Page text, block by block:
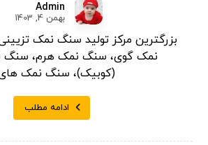
Admin
بهمن 4, 1403
بزرگترین مرکز تولید سنگ نمک
نمک گوی، سنگ نمک هرم، سنگ
(کوبیک)، سنگ نمک
ادامه مطلب